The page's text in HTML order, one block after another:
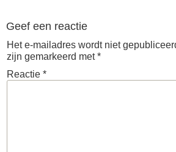
Geef een reactie
Het e-mailadres wordt niet
zijn gemarkeerd met*
Reactie *